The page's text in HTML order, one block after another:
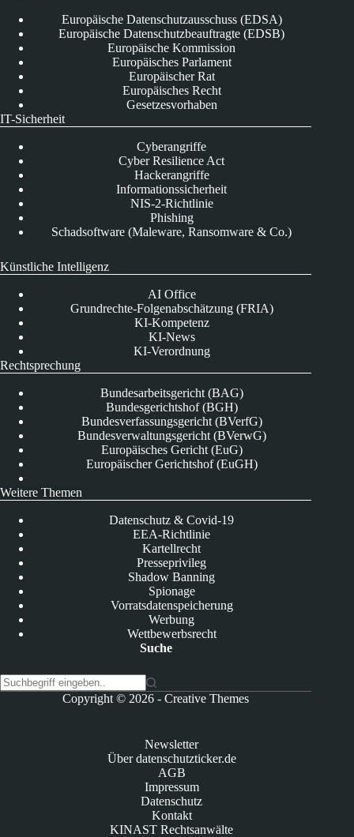
Europäische Datenschutzausschuss (EDSA)
Europäische Datenschutzbeauftragte (EDSB)
Europäische Kommission
Europäisches Parlament
Europäischer Rat
Europäisches Recht
Gesetzesvorhaben
IT-Sicherheit
Cyberangriffe
Cyber Resilience Act
Hackerangriffe
Informationssicherheit
NIS-2-Richtlinie
Phishing
Schadsoftware (Maleware, Ransomware & Co.)
Künstliche Intelligenz
AI Office
Grundrechte-Folgenabschätzung (FRIA)
KI-Kompetenz
KI-News
KI-Verordnung
Rechtsprechung
Bundesarbeitsgericht (BAG)
Bundesgerichtshof (BGH)
Bundesverfassungsgericht (BVerfG)
Bundesverwaltungsgericht (BVerwG)
Europäisches Gericht (EuG)
Europäischer Gerichtshof (EuGH)
Weitere Themen
Datenschutz & Covid-19
EEA-Richtlinie
Kartellrecht
Presseprivileg
Shadow Banning
Spionage
Vorratsdatenspeicherung
Werbung
Wettbewerbsrecht
Suche
Copyright © 2026 -Creative Themes
Newsletter
Über datenschutzticker.de
AGB
Impressum
Datenschutz
Kontakt
KINAST Rechtsanwälte